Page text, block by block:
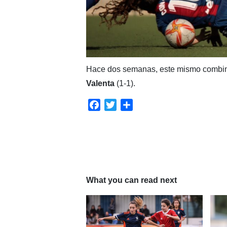
Hace dos semanas, este mismo
Valenta(1-1).
Facebook
Twitter
What you can read next